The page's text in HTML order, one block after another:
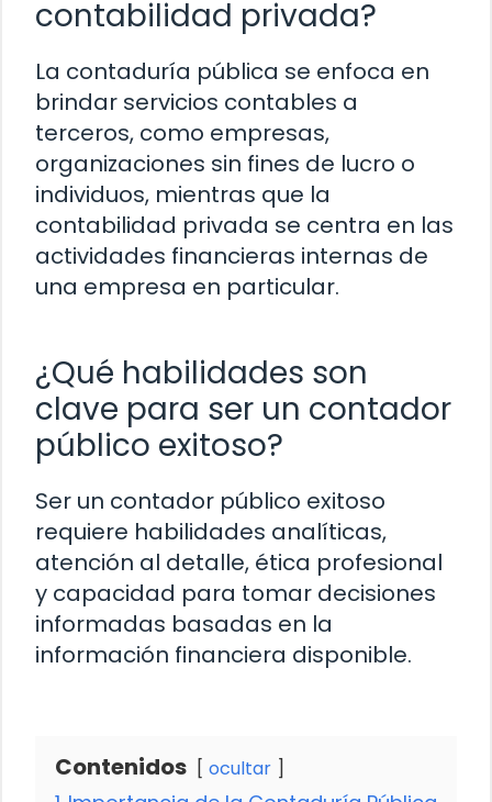
contabilidad privada?
La contaduría pública se enfoca en
brindar servicios contables a
terceros, como empresas,
organizaciones sin fines de lucro o
individuos, mientras que la
contabilidad privada se centra en las
actividades financieras internas de
una empresa en particular.
¿Qué habilidades son
clave para ser un contador
público exitoso?
Ser un contador público exitoso
requiere habilidades analíticas,
atención al detalle, ética profesional
y capacidad para tomar decisiones
informadas basadas en la
información financiera disponible.
Contenidos ocultar